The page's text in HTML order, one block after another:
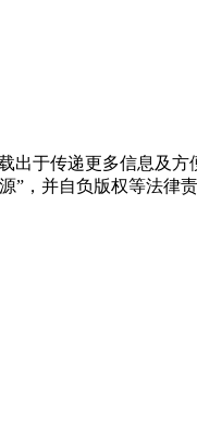
于传递更多信息及
，并自负版权等法律